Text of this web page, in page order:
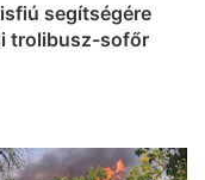
segítségére
trolibusz-sofőr